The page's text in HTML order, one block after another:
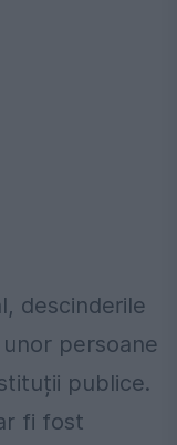
descinderile
persoane
publice.
fi fost